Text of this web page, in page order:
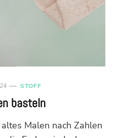
STOFF
basteln
Malen nach Zahlen